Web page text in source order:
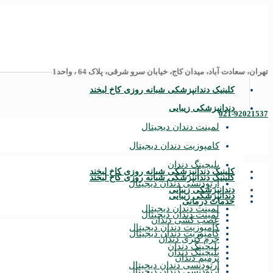
تهران، سعادت آباد، میدان کاج، خیابان سرو شرقی، پلاک 64 ، واحد1
021-92021537
کلینیک دندانپزشکی شبانه روزی کاخ لبخند
دندانپزشکی زیبایی
لمینت دندان دیجیتال
کامپوزیت دندان دیجیتال
بلیچینگ دندان
ارتودنسی دندان دیجیتال
خدمات درمانی
عصب‌ کشی دندان
جرم‌ گیری دندان
ترمیم دندان
کلینیک دندانپزشکی شبانه روزی کاخ لبخند
دندانپزشکی زیبایی
لمینت دندان دیجیتال
کامپوزیت دندان دیجیتال
بلیچینگ دندان
کلینیک دندانپزشکی شبانه روزی کاخ لبخند
دندانپزشکی زیبایی
لمینت دندان دیجیتال
کامپوزیت دندان دیجیتال
بلیچینگ دندان
ارتودنسی دندان دیجیتال